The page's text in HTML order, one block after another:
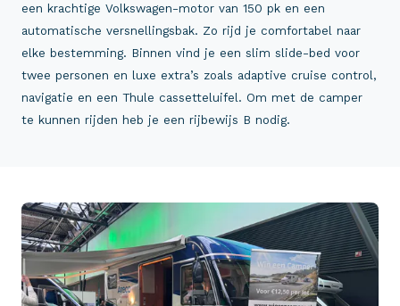
een krachtige Volkswagen-motor van 150 pk en een
automatische versnellingsbak. Zo rijd je comfortabel naar
elke bestemming. Binnen vind je een slim slide-bed voor
twee personen en luxe extra’s zoals adaptive cruise control,
navigatie en een Thule cassetteluifel. Om met de camper
te kunnen rijden heb je een rijbewijs B nodig.